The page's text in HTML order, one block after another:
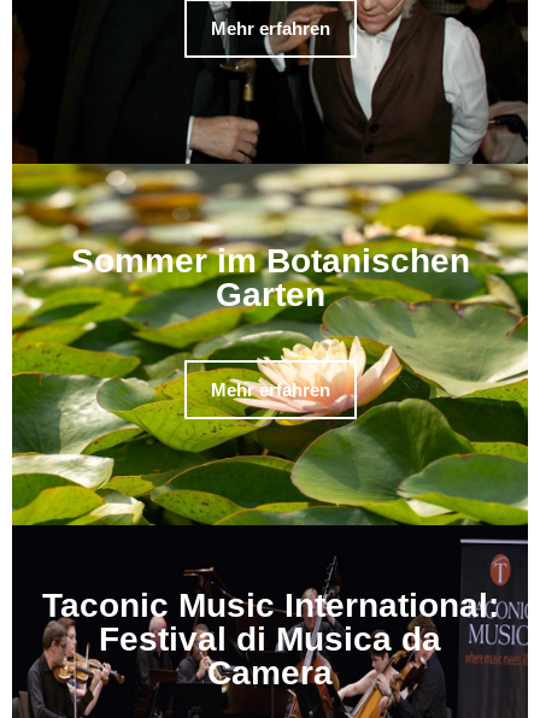
Mehr erfahren
Sommer im Botanischen
Garten
Mehr erfahren
Taconic Music International:
Festival di Musica da
Camera